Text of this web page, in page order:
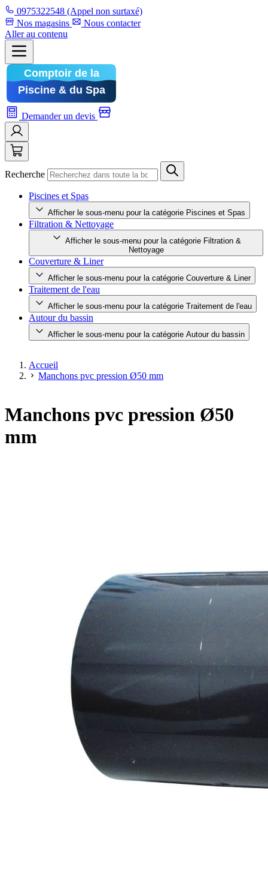
0975322548 (Appel non surtaxé)
Nos magasins
Nous contacter
Aller au contenu
Demander un devis
Recherche
Piscines et Spas
Afficher le sous-menu pour la catégorie Piscines et Spas
Filtration & Nettoyage
Afficher le sous-menu pour la catégorie Filtration &
Nettoyage
Couverture & Liner
Afficher le sous-menu pour la catégorie Couverture & Liner
Traitement de l'eau
Afficher le sous-menu pour la catégorie Traitement de l'eau
Autour du bassin
Afficher le sous-menu pour la catégorie Autour du bassin
Accueil
Manchons pvc pression Ø50 mm
Manchons pvc pression Ø50
mm